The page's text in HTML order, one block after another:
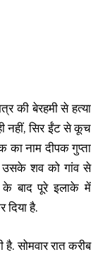
की बेरहमी से हत्या
नहीं, सिर ईंट से कूच
का नाम दीपक गुप्ता
उसके शव को गांव से
के बाद पूरे इलाके में
है.
सोमवार रात करीब